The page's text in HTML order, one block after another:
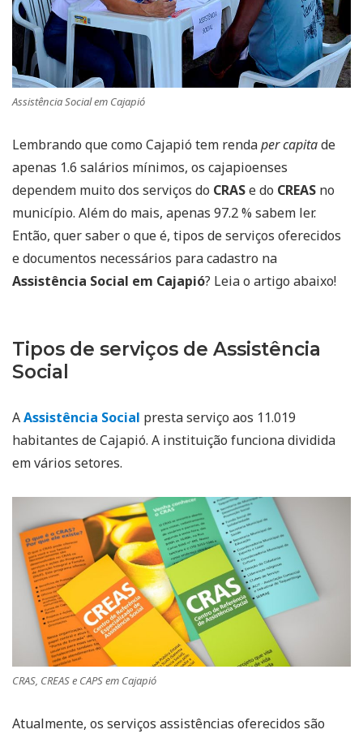
Assistência Social em Cajapió
Lembrando que como Cajapió tem rendaper capitade
apenas 1.6 salários mínimos, os cajapioenses
dependem muito dos serviços do CRASe do CREAS no
município. Além do mais, apenas 97.2 % sabem ler.
Então, quer saber o que é, tipos de serviços oferecidos
e documentos necessários para cadastro na
Assistência Social em Cajapió? Leia o artigo abaixo!
Tipos de serviços de Assistência
Social
AAssistência Social presta serviço aos 11.019
habitantes de Cajapió. A instituição funciona dividida
em vários setores.
CRAS, CREAS e CAPS em Cajapió
Atualmente, os serviços assistências oferecidos são